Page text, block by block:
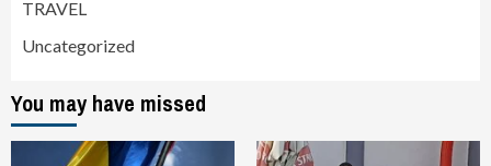
TRAVEL
Uncategorized
You may have missed